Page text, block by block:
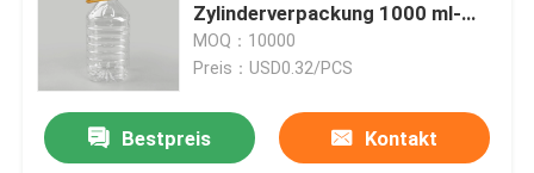
Zylinderverpackung 1000 ml-
1800 ml
MOQ：10000
Preis：USD0.32/PCS
Bestpreis Kontakt